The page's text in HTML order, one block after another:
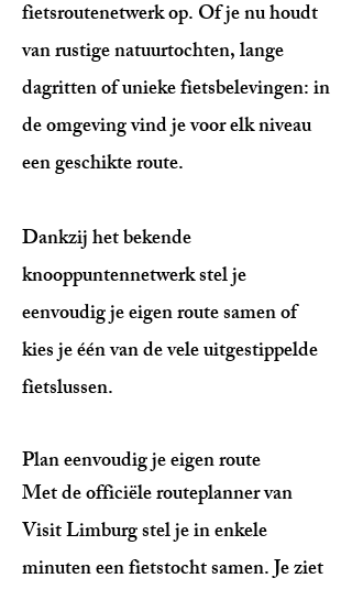
fietsroutenetwerk op. Of je nu houdt
van rustige natuurtochten, lange
dagritten of unieke fietsbelevingen: in
de omgeving vind je voor elk niveau
een geschikte route.
Dankzij het bekende
knooppuntennetwerk stel je
eenvoudig je eigen route samen of
kies je één van de vele uitgestippelde
fietslussen.
Plan eenvoudig je eigen route
Met de officiële routeplanner van
Visit Limburg stel je in enkele
minuten een fietstocht samen. Je ziet